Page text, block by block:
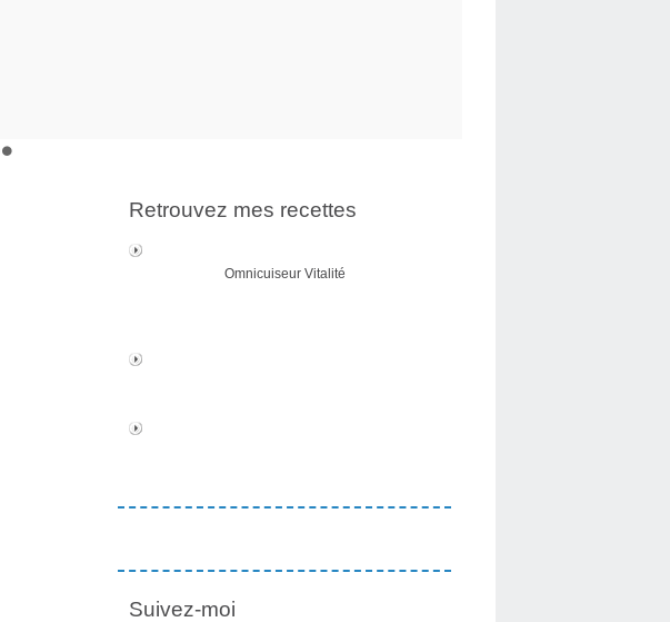
Retrouvez mes recettes
Omnicuiseur Vitalité
Suivez-moi